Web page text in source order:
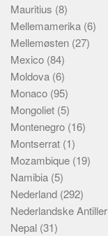
Mauritius (8)
Mellemamerika (6)
Mellemøsten (27)
Mexico (84)
Moldova (6)
Monaco (95)
Mongoliet (5)
Montenegro (16)
Montserrat (1)
Mozambique (19)
Namibia (5)
Nederland (292)
Nederlandske Antiller
Nepal (31)